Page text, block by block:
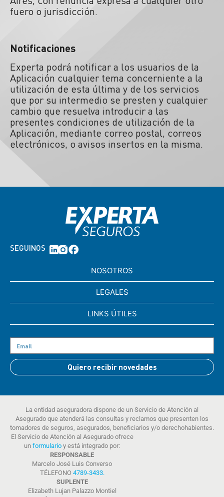
fuero o jurisdicción.
Notificaciones
Experta podrá notificar a los usuarios de la
Aplicación cualquier tema concerniente a la
utilización de esta última y de los servicios
que por su intermedio se presten y cualquier
cambio que resuelva introducir a las
presentes condiciones de utilización de la
Aplicación, mediante correo postal, correos
electrónicos, o avisos insertos en la misma.
SEGUINOS
NOSOTROS
LEGALES
LINKS ÚTILES
Quiero recibir novedades
La entidad aseguradora dispone de un Servicio de Atención al
Asegurado que atenderá las consultas y reclamos que presenten los
tomadores de seguros, asegurados, beneficiarios y/o derechohabientes.
El Servicio de Atención al Asegurado ofrece
un formulario y está integrado por:
RESPONSABLE
Marcelo José Luis Converso
TÉLEFONO 4789-3433.
SUPLENTE
Elizabeth Lujan Palazzo Montiel